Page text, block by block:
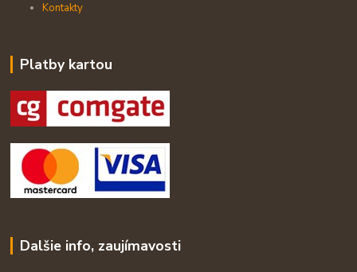
Kontakty
Platby kartou
Dalšie info, zaujímavosti